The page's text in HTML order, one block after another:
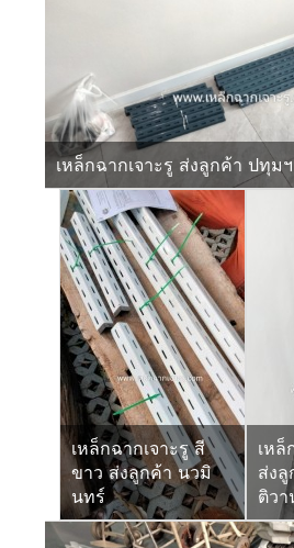
เหล็กฉากเจาะรู ส่งลูกค้า ปทุม
เหล็กฉากเจาะรู สี
ขาว ส่งลูกค้า นวมิ
นทร์
เหล็
ส่ง
ติว